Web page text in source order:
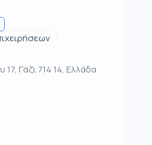
17, Γάζι 714 14, Ελλάδα